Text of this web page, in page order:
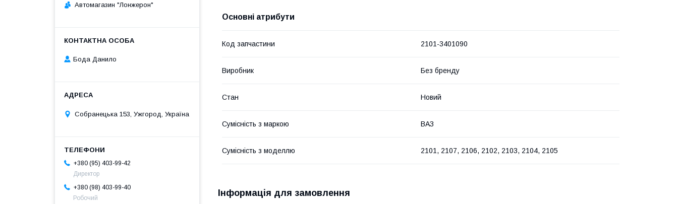
Основні атрибути
Код запчастини 2101-3401090
Виробник Без бренду
Стан Новий
Сумісність з маркою ВАЗ
Сумісність з моделлю 2101, 2107, 2106, 2102, 2103, 2104, 2105
Інформація для замовлення
Автомагазин "Лонжерон"
Бода Данило
Собранецька 153, Ужгород, Україна
+380 (95) 403-99-42
Директор
+380 (98) 403-99-40
Робочий